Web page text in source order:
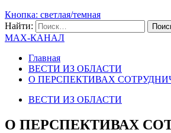
Кнопка: светлая/темная
Найти:
MAX-КАНАЛ
Главная
ВЕСТИ ИЗ ОБЛАСТИ
О ПЕРСПЕКТИВАХ
ВЕСТИ ИЗ ОБЛАСТИ
О ПЕРСПЕКТИВАХ